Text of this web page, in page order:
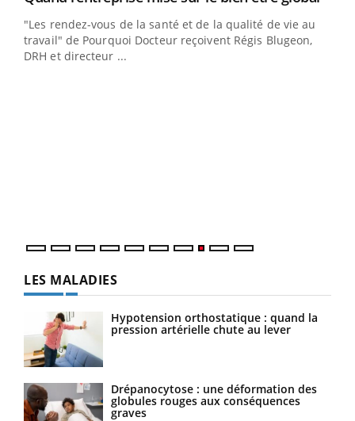
"Les rendez-vous de la santé et de la qualité de vie au
travail" de Pourquoi Docteur reçoivent Régis Blugeon,
DRH et directeur ...
LES MALADIES
Hypotension orthostatique : quand la
pression artérielle chute au lever
Drépanocytose : une déformation des
globules rouges aux conséquences
graves